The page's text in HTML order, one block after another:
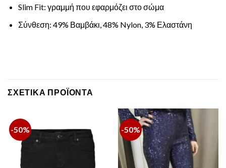
Slim Fit: γραμμή που εφαρμόζει στο σώμα
Σύνθεση: 49% Βαμβάκι, 48% Nylon, 3% Ελαστάνη
ΣΧΕΤΙΚΆ ΠΡΟΪΌΝΤΑ
-50% -50%